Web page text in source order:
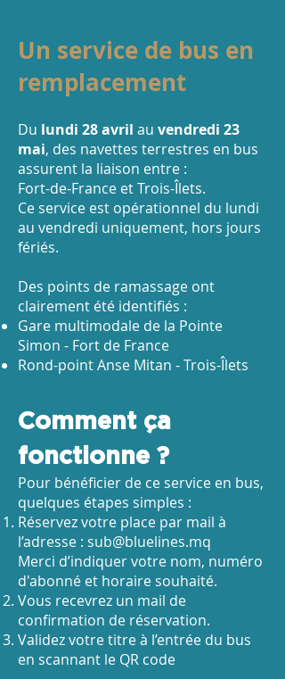
Un service de bus en
remplacement
Du lundi 28 avril au vendredi 23
mai, des navettes terrestres en bus
assurent la liaison entre :
Fort-de-France et Trois-Îlets.
Ce service est opérationnel du lundi
au vendredi uniquement, hors jours
fériés.
Des points de ramassage ont
clairement été identifiés :
Gare multimodale de la Pointe
Simon - Fort de France
Rond-point Anse Mitan​ - Trois-Îlets
Comment ça
fonctionne ?
Pour bénéficier de ce service en bus,
quelques étapes simples :
Réservez votre place par mail à
l’adresse : sub@bluelines.mq
Merci d’indiquer votre nom, numéro
d'abonné et horaire souhaité.
Vous recevrez un mail de
confirmation de réservation.
Validez votre titre à l’entrée du bus
en scannant le QR code